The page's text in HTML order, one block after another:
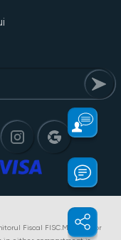
Fiscal FISC.MD”. Full or